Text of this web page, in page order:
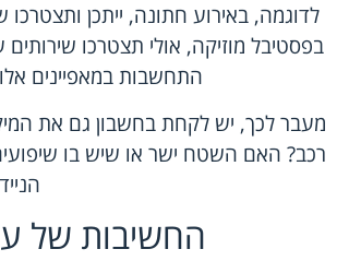
לדוגמה, באירוע חתונה, ייתכן ותצטרכו
בפסטיבל מוזיקה, אולי תצטרכו
התחשבות במאפיינים
מעבר לכך, יש לקחת בחשבון גם את
רכב? האם השטח ישר או שיש בו
החשיבות של